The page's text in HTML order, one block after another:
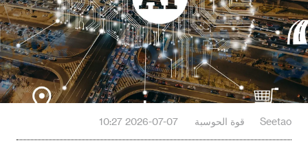
Seetao قوة الحوسبة 2026-07-07 10:27